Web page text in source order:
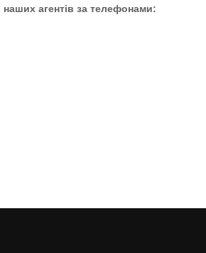
агентів за телефонами: